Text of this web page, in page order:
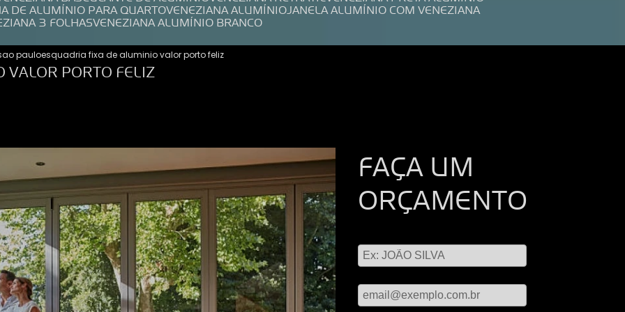
DE ALUMÍNIO PARA QUARTO VENEZIANA ALUMÍNIO JANELA ALUMÍNIO COM VENEZIANA
3 FOLHAS VENEZIANA ALUMÍNIO BRANCO
pauloesquadria fixa de aluminio valor porto feliz
PORTO FELIZ
FAÇA UM
ORÇAMENTO